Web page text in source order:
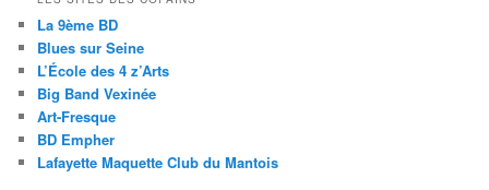
La 9ème BD
Blues sur Seine
L’École des 4 z’Arts
Big Band Vexinée
Art-Fresque
BD Empher
Lafayette Maquette Club du Mantois